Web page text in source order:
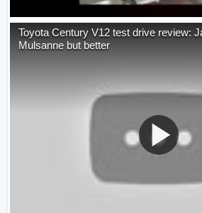
Toyota Century V12 test drive review:
Mulsanne but better